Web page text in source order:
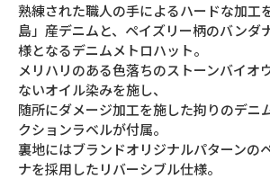
熟練された職人の手によるハードな加工
島」産デニムと、ペイズリー柄のバンダ
様となるデニムメトロハット。
メリハリのある色落ちのストーンバイオ
ないオイル染みを施し、
随所にダメージ加工を施した拘りのデニ
クションラベルが付属。
裏地にはブランドオリジナルパターンの
ナを採用したリバーシブル仕様。